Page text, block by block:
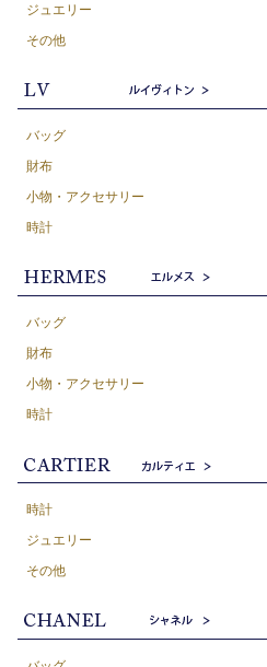
ジュエリー
その他
バッグ
財布
小物・アクセサリー
時計
バッグ
財布
小物・アクセサリー
時計
時計
ジュエリー
その他